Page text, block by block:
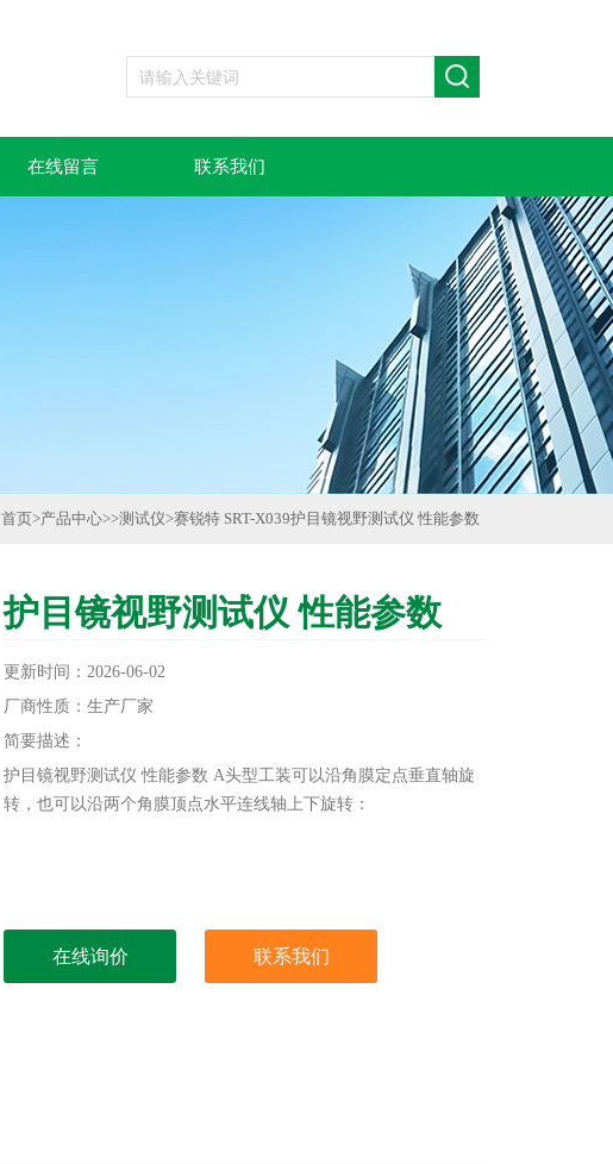
在线留言 联系我们
首页>产品中心>>测试仪>赛锐特 SRT-X039护目镜视野测试仪 性能参数
护目镜视野测试仪 性能参数
更新时间：2026-06-02
厂商性质：生产厂家
简要描述：
护目镜视野测试仪 性能参数 A头型工装可以沿角膜定点垂直轴旋
转，也可以沿两个角膜顶点水平连线轴上下旋转：
在线询价 联系我们